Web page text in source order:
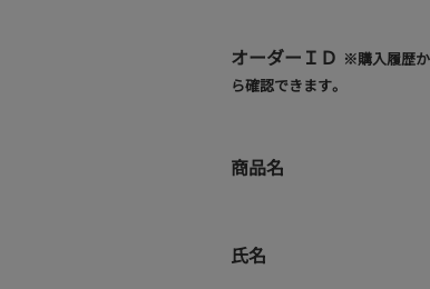
オーダーＩＤ ※購入履歴か
ら確認できます。
商品名
氏名